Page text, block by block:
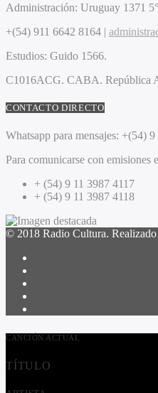
Administración: Uruguay 1371
+(54) 911 6642 8164 |
Estudios: Guido 1566.
C1016ACG. CABA. República
CONTACTO DIRECTO
Whatsapp para mensajes: +(54) 9
Para comunicarse con emisiones
+ (54) 9 11 3987 4117
+ (54) 9 11 3987 4118
© 2018 Radio Cultura.
CANCIÓN ACTUAL
TÍTULO